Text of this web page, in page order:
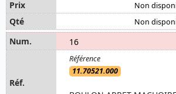
Non
Non
16
11.70521.000